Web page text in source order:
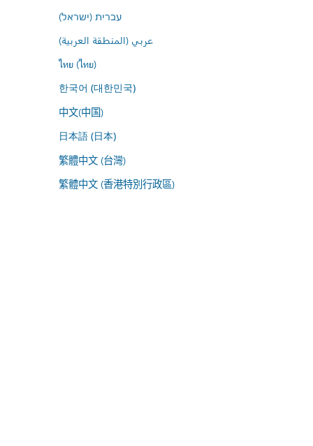
עברית (ישראל)
عربي (المنطقة العربية)
ไทย (ไทย)
한국어 (대한민국)
中文(中国)
日本語 (日本)
繁體中文 (台灣)
繁體中文 (香港特別行政區)